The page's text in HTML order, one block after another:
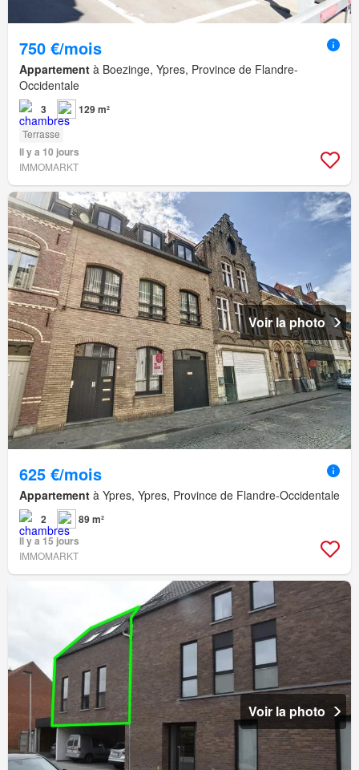
750 €/mois
Appartement à Boezinge, Ypres, Province de Flandre-
Occidentale
3 129 m²
Terrasse
Il y a 10 jours
IMMOMARKT
Voir la photo
625 €/mois
Appartement à Ypres, Ypres, Province de Flandre-Occidentale
2
89 m²
Il y a 15 jours
IMMOMARKT
Voir la photo